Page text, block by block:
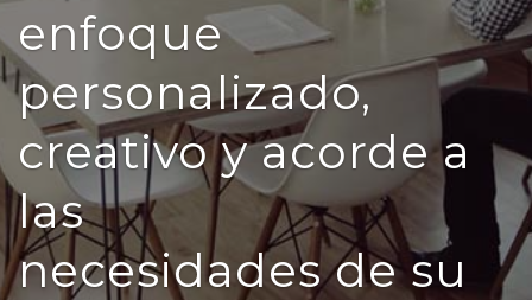
enfoque
personalizado,
creativo y acorde a
las
necesidades de su